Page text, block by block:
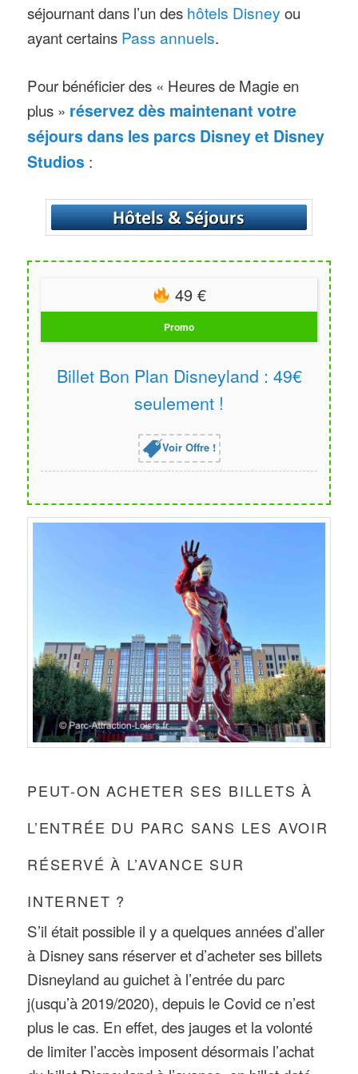
séjournant dans l’un des hôtels Disney ou
ayant certains Pass annuels.
Pour bénéficier des « Heures de Magie en
plus » réservez dès maintenant votre
séjours dans les parcs Disney et Disney
Studios :
49 €
Promo
Billet Bon Plan Disneyland : 49€
seulement !
Voir Offre !
PEUT-ON ACHETER SES BILLETS À
L’ENTRÉE DU PARC SANS LES AVOIR
RÉSERVÉ À L’AVANCE SUR
INTERNET ?
S’il était possible il y a quelques années d’aller
à Disney sans réserver et d’acheter ses billets
Disneyland au guichet à l’entrée du parc
j(usqu’à 2019/2020), depuis le Covid ce n’est
plus le cas. En effet, des jauges et la volonté
de limiter l’accès imposent désormais l’achat